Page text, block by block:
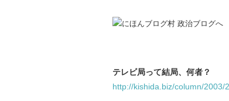
テレビ局って結局、何者？
http://kishida.biz/column/2003/